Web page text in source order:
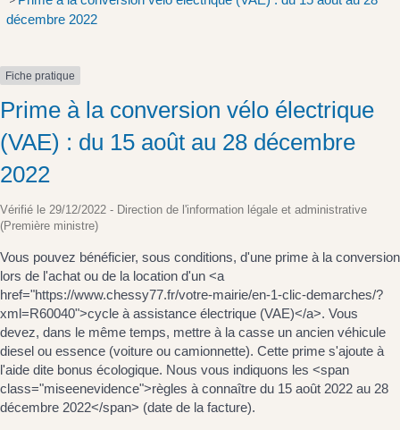
décembre 2022
Fiche pratique
Prime à la conversion vélo électrique
(VAE) : du 15 août au 28 décembre
2022
Vérifié le 29/12/2022 - Direction de l'information légale et administrative
(Première ministre)
Vous pouvez bénéficier, sous conditions, d'une prime à la conversion
lors de l'achat ou de la location d'un <a
href="https://www.chessy77.fr/votre-mairie/en-1-clic-demarches/?
xml=R60040">cycle à assistance électrique (VAE)</a>. Vous
devez, dans le même temps, mettre à la casse un ancien véhicule
diesel ou essence (voiture ou camionnette). Cette prime s'ajoute à
l'aide dite bonus écologique. Nous vous indiquons les <span
class="miseenevidence">règles à connaître du 15 août 2022 au 28
décembre 2022</span> (date de la facture).